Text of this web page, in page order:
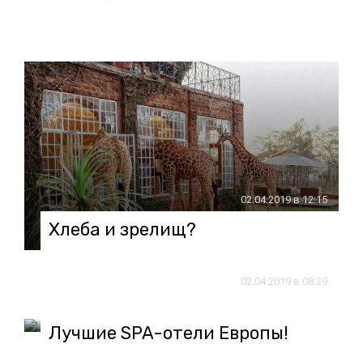
02.04.2019 в 12:15
Хлеба и зрелищ?
02.04.2019 в 08:39
Лучшие SPA-отели Европы!